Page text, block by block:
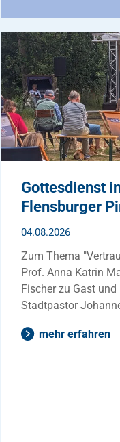
Gottesdienst
Flensburger
04.08.2026
Zum Thema
Prof. Anna Katrin
Fischer zu Gast
Stadtpastor
mehr erfahren